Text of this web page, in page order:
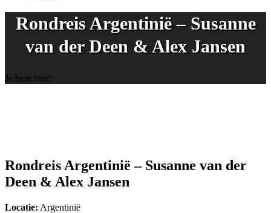
Rondreis Argentinië – Susanne
van der Deen & Alex Jansen
Je bent hier:
Rondreis Argentinië – Susanne van der
Deen & Alex Jansen
Locatie: Argentinië